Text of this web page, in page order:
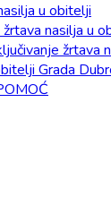
u obitelji
nasilja u
žrtava
Grada